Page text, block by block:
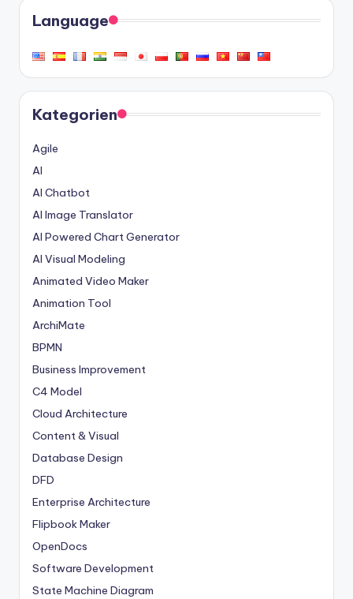
Language
Kategorien
Agile
AI
AI Chatbot
AI Image Translator
AI Powered Chart Generator
AI Visual Modeling
Animated Video Maker
Animation Tool
ArchiMate
BPMN
Business Improvement
C4 Model
Cloud Architecture
Content & Visual
Database Design
DFD
Enterprise Architecture
Flipbook Maker
OpenDocs
Software Development
State Machine Diagram